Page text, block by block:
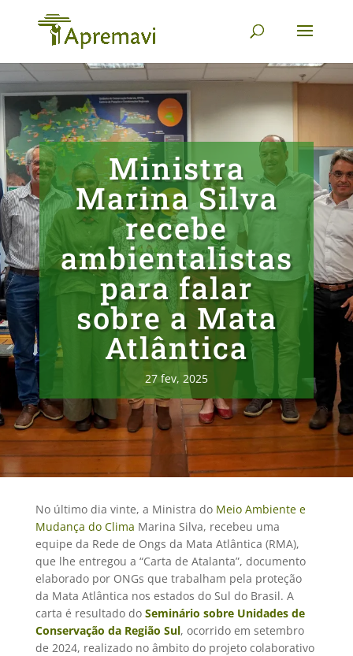
Ministra
Marina Silva
recebe
ambientalistas
para falar
sobre a Mata
Atlântica
27 fev, 2025
No último dia vinte, a Ministra do Meio Ambiente e
Mudança do Clima Marina Silva, recebeu uma
equipe da Rede de Ongs da Mata Atlântica (RMA),
que lhe entregou a “Carta de Atalanta”, documento
elaborado por ONGs que trabalham pela proteção
da Mata Atlântica nos estados do Sul do Brasil. A
carta é resultado do Seminário sobre Unidades de
Conservação da Região Sul, ocorrido em setembro
de 2024, realizado no âmbito do projeto colaborativo